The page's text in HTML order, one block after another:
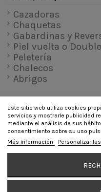
Cazadoras
Chaquetas
Gabardinas y
Piel vuelta o
Peletería
Chalecos
Abrigos
INFORMACIÓN
CONTÁCTANOS
Este sitio web utiliza cookies
servicios y mostrarle publicidad
mediante el análisis de sus
consentimiento sobre su uso
Más información
Personalizar